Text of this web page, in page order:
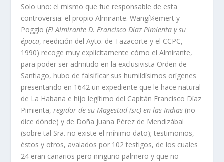
Solo uno: el mismo que fue responsable de esta
controversia: el propio Almirante. Wangí¼emert y
Poggio (El Almirante D. Francisco Dí­az Pimienta y su
época, reedición del Ayto. de Tazacorte y el CCPC,
1990) recoge muy explí­citamente cómo el Almirante,
para poder ser admitido en la exclusivista Orden de
Santiago, hubo de falsificar sus humildí­simos orí­genes
presentando en 1642 un expediente que le hace natural
de La Habana e hijo legí­timo del Capitán Francisco Dí­az
Pimienta,regidor de su Magestad (sic) en las Indias (no
dice dónde) y de Doña Juana Pérez de Mendizábal
(sobre tal Sra. no existe el mí­nimo dato); testimonios,
éstos y otros, avalados por 102 testigos, de los cuales
24 eran canarios pero ninguno palmero y que no